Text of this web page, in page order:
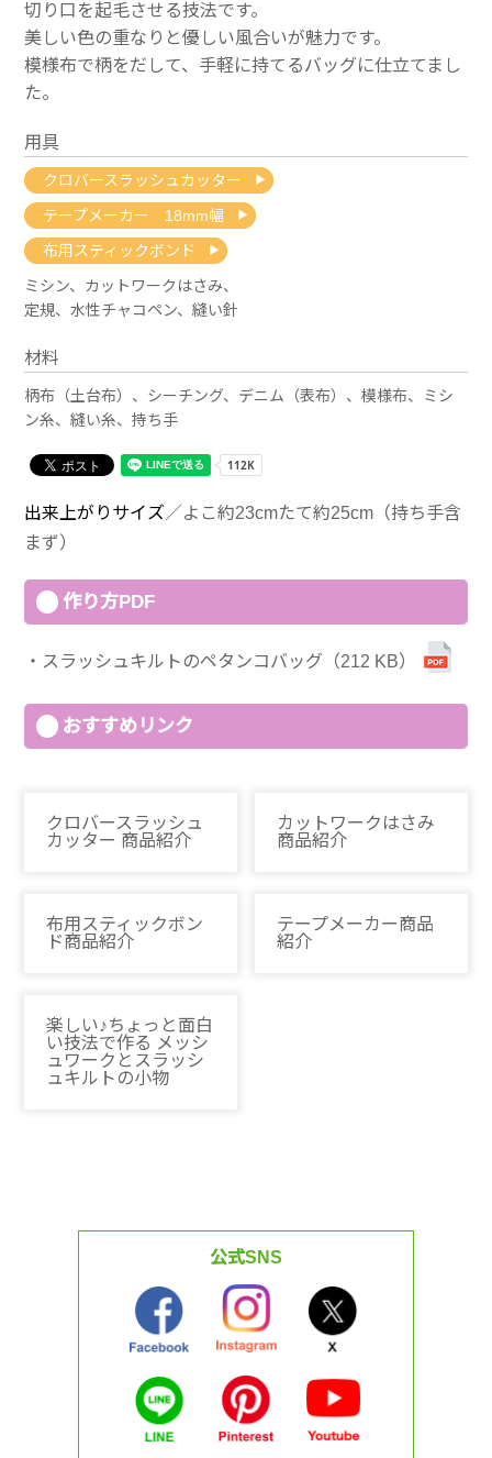
切り口を起毛させる技法です。
美しい色の重なりと優しい風合いが魅力です。
模様布で柄をだして、手軽に持てるバッグに仕立てまし
た。
用具
クロバースラッシュカッター
テープメーカー 18mm幅
布用スティックボンド
ミシン、カットワークはさみ、
定規、水性チャコペン、縫い針
材料
柄布（土台布）、シーチング、デニム（表布）、模様布、ミシ
ン糸、縫い糸、持ち手
出来上がりサイズ／よこ約23cmたて約25cm（持ち手含
まず）
作り方PDF
スラッシュキルトのペタンコバッグ（212 KB）
おすすめリンク
クロバースラッシュ
カッター 商品紹介
カットワークはさみ
商品紹介
布用スティックボン
ド商品紹介
テープメーカー商品
紹介
楽しい♪ちょっと面白
い技法で作る メッシ
ュワークとスラッシ
ュキルトの小物
公式SNS